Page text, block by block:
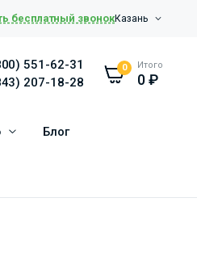
бесплатный звонокКазань
551-62-31
207-18-28
0 Итого
0₽
Блог